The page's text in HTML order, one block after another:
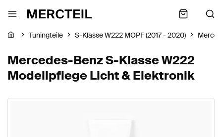
Tuningteile S-Klasse W222 MOPF (2017 - 2020)
Mercedes-Benz S-Klasse W222
Modellpflege Licht & Elektronik